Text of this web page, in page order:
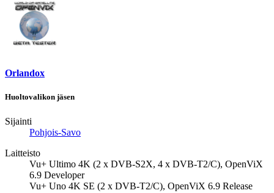
Orlandox
Huoltovalikon jäsen
Sijainti
Pohjois-Savo
Laitteisto
Vu+ Ultimo 4K (2 x DVB-S2X, 4 x DVB-T2/C), OpenViX
6.9 Developer
Vu+ Uno 4K SE (2 x DVB-T2/C), OpenViX 6.9 Release